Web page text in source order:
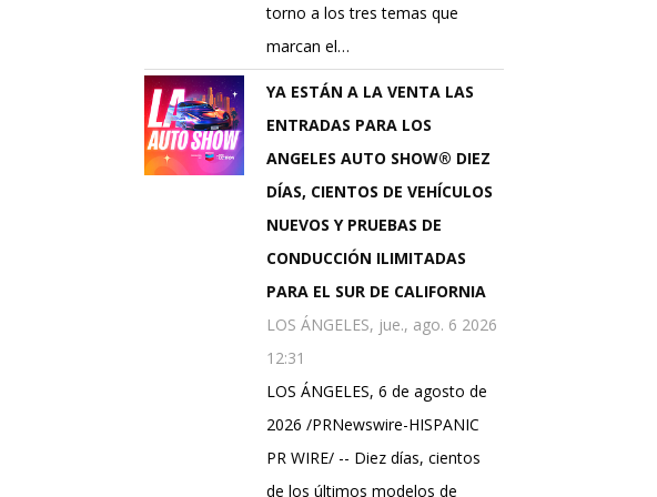
torno a los tres temas que
marcan el…
YA ESTÁN A LA VENTA LAS
ENTRADAS PARA LOS
ANGELES AUTO SHOW® DIEZ
DÍAS, CIENTOS DE VEHÍCULOS
NUEVOS Y PRUEBAS DE
CONDUCCIÓN ILIMITADAS
PARA EL SUR DE CALIFORNIA
LOS ÁNGELES, jue., ago. 6 2026
12:31
LOS ÁNGELES, 6 de agosto de
2026 /PRNewswire-HISPANIC
PR WIRE/ -- Diez días, cientos
de los últimos modelos de